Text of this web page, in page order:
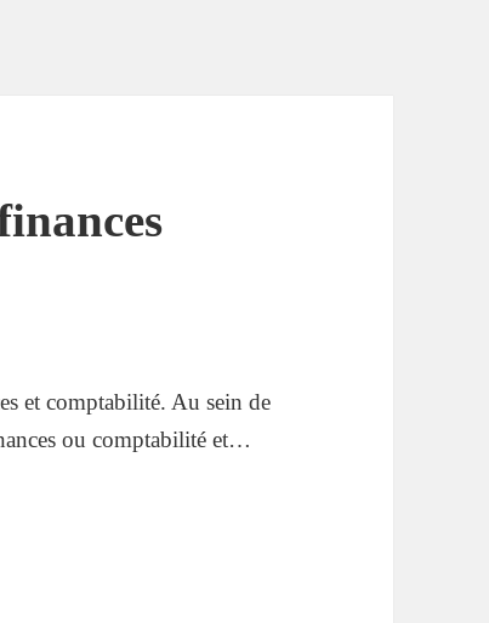
et comptabilité. Au sein de
ou comptabilité et…